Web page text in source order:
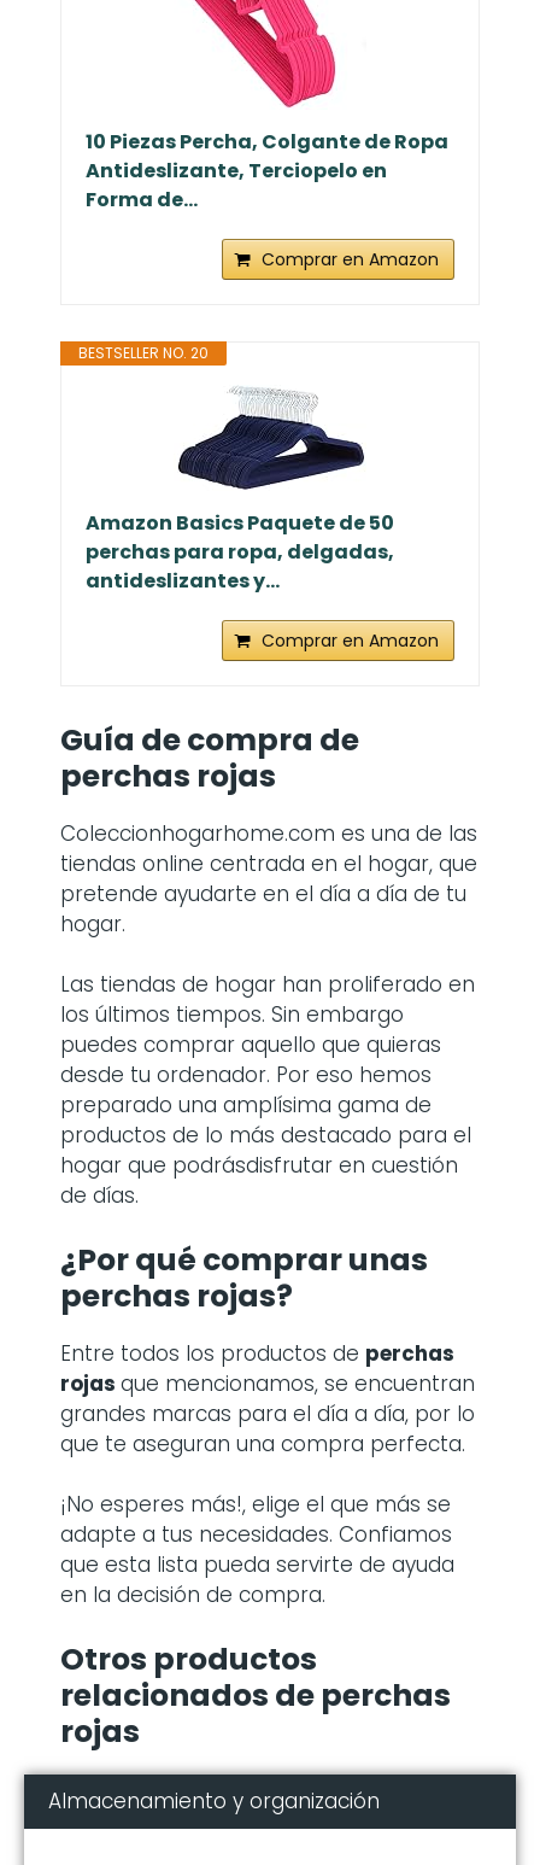
10 Piezas Percha, Colgante de Ropa
Antideslizante, Terciopelo en
Forma de...
Comprar en Amazon
BESTSELLER NO. 20
Amazon Basics Paquete de 50
perchas para ropa, delgadas,
antideslizantes y...
Comprar en Amazon
Guía de compra de
perchas rojas
Coleccionhogarhome.com es una de las
tiendas online centrada en el hogar, que
pretende ayudarte en el día a día de tu
hogar.
Las tiendas de hogar han proliferado en
los últimos tiempos. Sin embargo
puedes comprar aquello que quieras
desde tu ordenador. Por eso hemos
preparado una amplísima gama de
productos de lo más destacado para el
hogar que podrásdisfrutar en cuestión
de días.
¿Por qué comprarunas
perchas rojas?
Entre todos los productos de perchas
rojas que mencionamos, se encuentran
grandes marcas para el día a día, por lo
que te aseguran una compra perfecta.
¡No esperes más!, elige el que más se
adapte a tus necesidades. Confiamos
que esta lista pueda servirte de ayuda
en la decisión de compra.
Otros productos
relacionados de perchas
rojas
Almacenamiento y organización